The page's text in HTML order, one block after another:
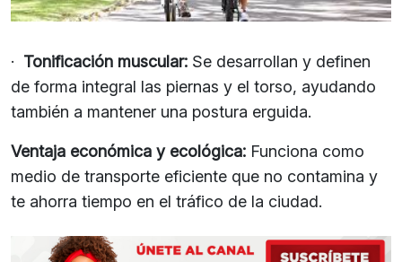
· Tonificación muscular: Se desarrollan y definen
de forma integral las piernas y el torso, ayudando
también a mantener una postura erguida.
Ventaja económica y ecológica: Funciona como
medio de transporte eficiente que no contamina y
te ahorra tiempo en el tráfico de la ciudad.